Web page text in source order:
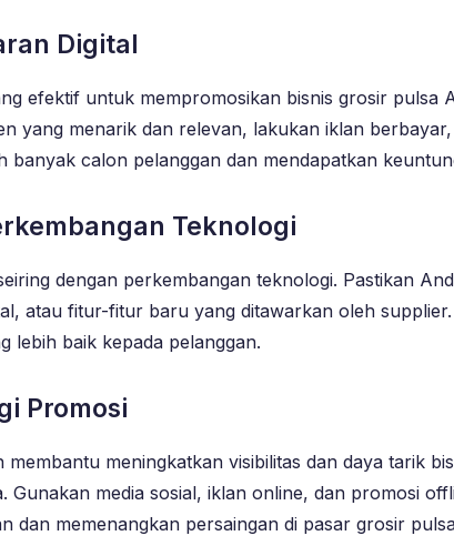
Digital
efektif untuk mempromosikan bisnis grosir
yang menarik dan relevan, lakukan iklan
banyak calon pelanggan dan mendapatkan
Teknologi
dengan perkembangan teknologi. Pastikan
atau fitur-fitur baru yang ditawarkan oleh
lebih baik kepada pelanggan.
Promosi
meningkatkan visibilitas dan daya tarik
Gunakan media sosial, iklan online, dan promosi
dan memenangkan persaingan di pasar grosir